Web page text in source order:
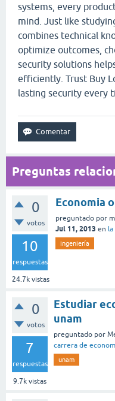
systems, every
mind. Just like
combines technical
optimize outcomes,
security solutions
efficiently. Trust Buy
lasting security every
Preguntas
0
votos
10
respuestas
24.7k vistas
Economia
preguntado por
Jul 11, 2013 en
ingeniería
0
votos
7
respuestas
9.7k vistas
Estudiar
unam
preguntado por
carrera de
unam